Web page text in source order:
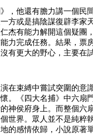
，他還有膽力講一個
方或是搞陰謀復辟李
杰有能力解開這個疑
力完成任務。結果，
有更大的野心，主要在
在束縛中嘗試突圍的
。《四大名捕》中六
神侯府身上。而整個
世界。眾人並不是純
的感情依歸，小說原著